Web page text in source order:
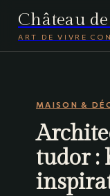
Château
ART DE VIVRE
JARDINAGE
VOYAGE
MAISON &
tudor :